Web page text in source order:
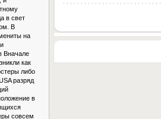
в свет
В
на
Вначале
как
либо
разряд
в
совсем